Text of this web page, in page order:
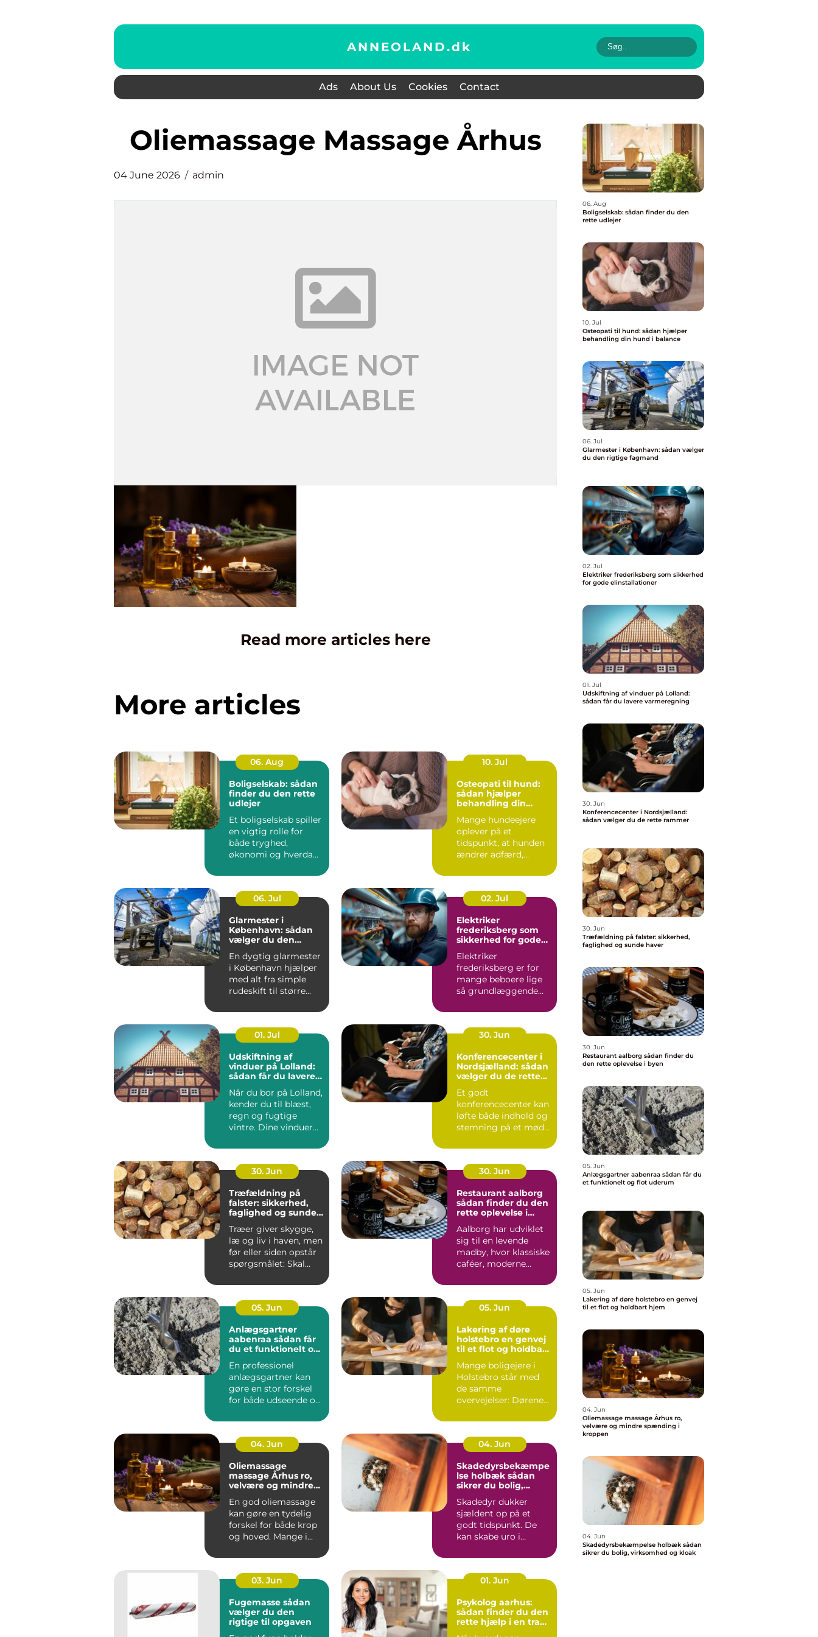
ANNEOLAND.dk
Ads About Us Cookies Contact
Oliemassage Massage Århus
04 June 2026 admin
Read more articles here
More articles
06. Aug
Boligselskab: sådan
finder du den rette
udlejer
Et boligselskab spiller
en vigtig rolle for
både tryghed,
økonomi og hverdag,
10. Jul
Osteopati til hund:
sådan hjælper
behandling din
Mange hundeejere
oplever på et
tidspunkt, at hunden
ændrer adfærd,
06. Jul
Glarmester i
København: sådan
vælger du den
En dygtig glarmester
i København hjælper
med alt fra simple
rudeskift til større...
02. Jul
Elektriker
frederiksberg som
sikkerhed for gode
Elektriker
frederiksberg er for
mange beboere lige
så grundlæggende
varmekilder og...
01. Jul
Udskiftning af
vinduer på Lolland:
sådan får du lavere
Når du bor på Lolland,
kender du til blæst,
regn og fugtige
vintre. Dine vinduer
30. Jun
Konferencecenter i
Nordsjælland: sådan
vælger du de rette
Et godt
konferencecenter kan
løfte både indhold og
stemning på et møde.
30. Jun
Træfældning på
falster: sikkerhed,
faglighed og sunde
Træer giver skygge,
læ og liv i haven, men
før eller siden opstår
spørgsmålet: Skal
30. Jun
Restaurant aalborg
sådan finder du den
rette oplevelse i
Aalborg har udviklet
sig til en levende
madby, hvor klassiske
caféer, moderne
specialise...
05. Jun
Anlægsgartner
aabenraa sådan får
du et funktionelt og
En professionel
anlægsgartner kan
gøre en stor forskel
for både udseende og
Mange ...
05. Jun
Lakering af døre
holstebro en genvej
til et flot og holdbart
Mange boligejere i
Holstebro står med
de samme
overvejelser: Dørene
umoderne, o...
04. Jun
Oliemassage
massage Århus ro,
velvære og mindre
En god oliemassage
kan gøre en tydelig
forskel for både krop
og hoved. Mange i
massage ...
04. Jun
Skadedyrsbekæmpe
lse holbæk sådan
sikrer du bolig,
Skadedyr dukker
sjældent op på et
godt tidspunkt. De
kan skabe uro i
skader på ...
03. Jun
Fugemasse sådan
vælger du den
rigtige til opgaven
01. Jun
Psykolog aarhus:
sådan finder du den
rette hjælp i en travl
06. Aug
Boligselskab: sådan finder du den
rette udlejer
10. Jul
Osteopati til hund: sådan hjælper
behandling din hund i balance
06. Jul
Glarmester i København: sådan vælger
du den rigtige fagmand
02. Jul
Elektriker frederiksberg som sikkerhed
for gode elinstallationer
01. Jul
Udskiftning af vinduer på Lolland:
sådan får du lavere varmeregning
30. Jun
Konferencecenter i Nordsjælland:
sådan vælger du de rette rammer
30. Jun
Træfældning på falster: sikkerhed,
faglighed og sunde haver
30. Jun
Restaurant aalborg sådan finder du
den rette oplevelse i byen
05. Jun
Anlægsgartner aabenraa sådan får du
et funktionelt og flot uderum
05. Jun
Lakering af døre holstebro en genvej
til et flot og holdbart hjem
04. Jun
Oliemassage massage Århus ro,
velvære og mindre spænding i
kroppen
04. Jun
Skadedyrsbekæmpelse holbæk sådan
sikrer du bolig, virksomhed og kloak